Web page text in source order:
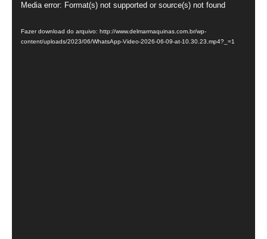
Tocador
vídeo
Media error: Format(s) not supported or source(s) not found
Fazer download do arquivo: http://www.delmarmaquinas.com.br/wp-
content/uploads/2023/06/WhatsApp-Video-2026-06-09-at-10.30.23.mp4?_=1